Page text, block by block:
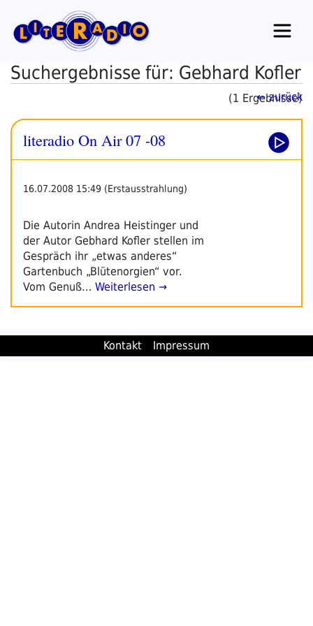
Inhalt
springen
Suchergebnisse für: Gebhard Kofler
(1 Ergebnisse)
← zurück
literadio On Air 07 -08
16.07.2008 15:49 (Erstausstrahlung)
Die Autorin Andrea Heistinger und
der Autor Gebhard Kofler stellen im
Gespräch ihr „etwas anderes“
Gartenbuch „Blütenorgien“ vor.
Vom Genuß… Weiterlesen →
Kontakt Impressum